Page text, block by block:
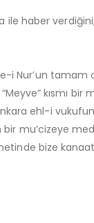
haber
i Nur’un
kısmı
Ankara ehl-i
mu’cizeye
bize